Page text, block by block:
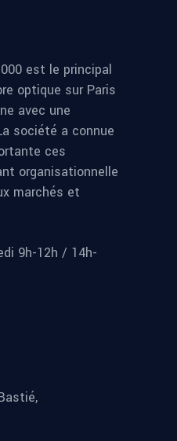
est le principal
optique sur Paris
avec une
société a connue
ces
organisationnelle
marchés et
9h-12h / 14h-